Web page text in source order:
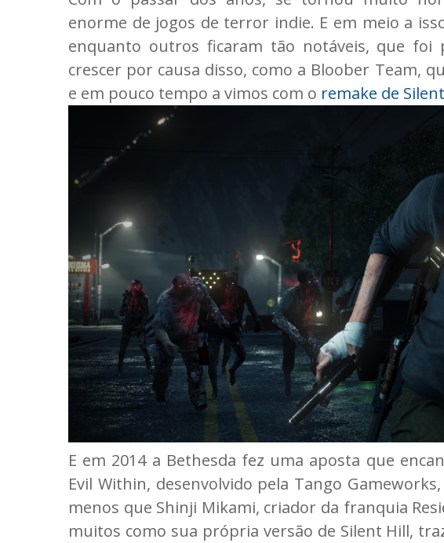
enorme de jogos de terror indie. E em meio a
enquanto outros ficaram tão notáveis, que foi
crescer por causa disso, como a Bloober Team,
e em pouco tempo a vimos com o remake de
E em 2014 a Bethesda fez uma aposta que
Evil Within, desenvolvido pela Tango
menos que Shinji Mikami, criador da franquia
muitos como sua própria versão de Silent Hill,